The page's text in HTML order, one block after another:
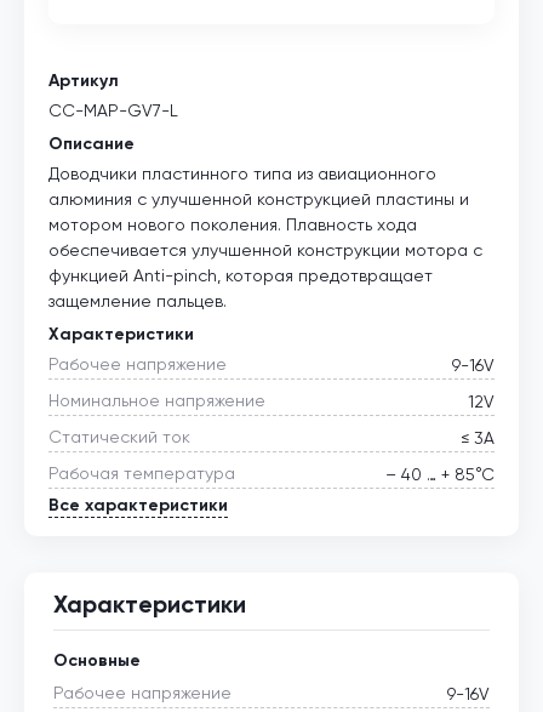
Артикул
CC-MAP-GV7-L
Описание
Доводчики пластинного типа из авиационного
алюминия с улучшенной конструкцией пластины и
мотором нового поколения. Плавность хода
обеспечивается улучшенной конструкции мотора с
функцией Anti-pinch, которая предотвращает
защемление пальцев.
Характеристики
Рабочее напряжение
9-16V
Номинальное напряжение
12V
Статический ток
≤ 3А
Рабочая температура
– 40 … + 85°С
Все характеристики
Характеристики
Основные
Рабочее напряжение
9-16V